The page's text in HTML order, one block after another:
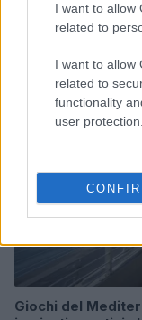
I want to allow
related to
I want to allow
related to
functionality
user protection.
Francesca Lombardi · 2
Giochi del